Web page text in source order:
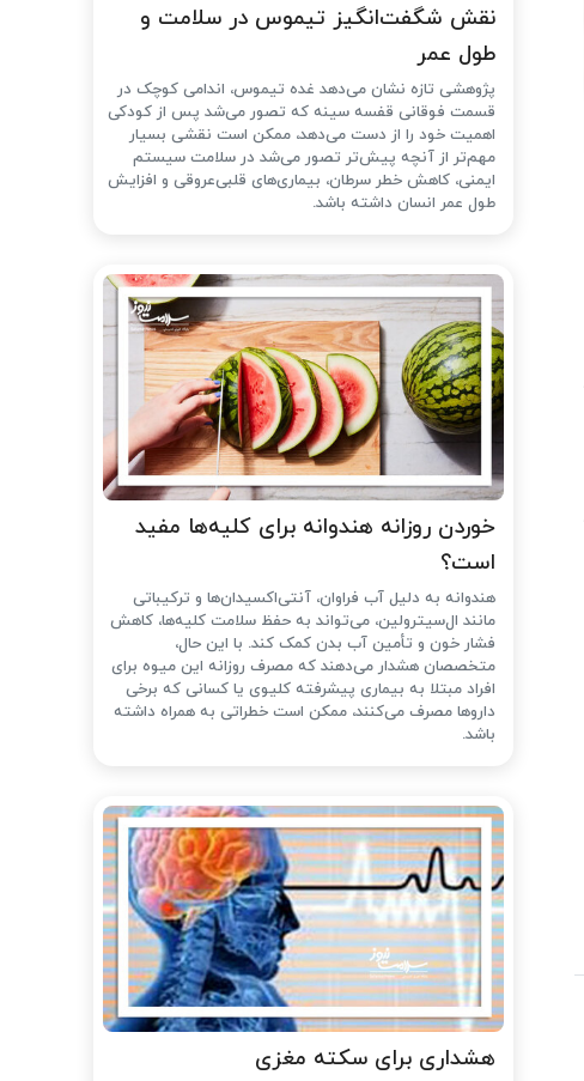
نقش شگفت‌انگیز تیموس در سلامت و
طول عمر
پژوهشی تازه نشان می‌دهد غده تیموس، اندامی کوچک در
قسمت فوقانی قفسه سینه که تصور می‌شد پس از کودکی
اهمیت خود را از دست می‌دهد، ممکن است نقشی بسیار
مهم‌تر از آنچه پیش‌تر تصور می‌شد در سلامت سیستم
ایمنی، کاهش خطر سرطان، بیماری‌های قلبی‌عروقی و افزایش
طول عمر انسان داشته باشد.
خوردن روزانه هندوانه برای کلیه‌ها مفید
است؟
هندوانه به دلیل آب فراوان، آنتی‌اکسیدان‌ها و ترکیباتی
مانند ال‌سیترولین، می‌تواند به حفظ سلامت کلیه‌ها، کاهش
فشار خون و تأمین آب بدن کمک کند. با این حال،
متخصصان هشدار می‌دهند که مصرف روزانه این میوه برای
افراد مبتلا به بیماری پیشرفته کلیوی یا کسانی که برخی
داروها مصرف می‌کنند، ممکن است خطراتی به همراه داشته
باشد.
هشداری برای سکته مغزی